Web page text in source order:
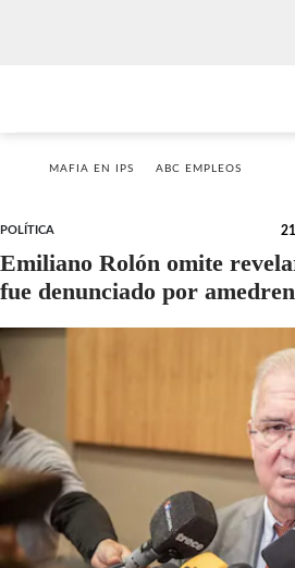
MAFIA EN IPS ABC EMPLEOS
POLÍTICA
Emiliano Rolón omite
fue denunciado por